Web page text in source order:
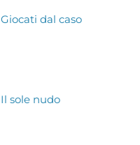
Giocati dal caso
Il sole nudo